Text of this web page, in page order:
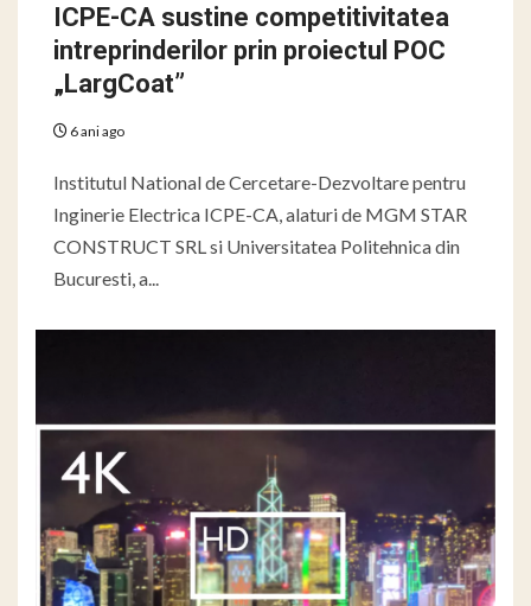
ICPE-CA sustine competitivitatea
intreprinderilor prin proiectul POC
„LargCoat”
6 ani ago
Institutul National de Cercetare-Dezvoltare pentru
Inginerie Electrica ICPE-CA, alaturi de MGM STAR
CONSTRUCT SRL si Universitatea Politehnica din
Bucuresti, a...